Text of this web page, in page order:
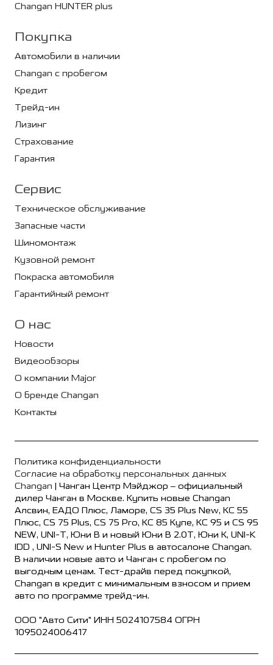
Changan HUNTER plus
Покупка
Автомобили в наличии
Changan с пробегом
Кредит
Трейд-ин
Лизинг
Страхование
Гарантия
Сервис
Техническое обслуживание
Запасные части
Шиномонтаж
Кузовной ремонт
Покраска автомобиля
Гарантийный ремонт
О нас
Новости
Видеообзоры
О компании Major
О бренде Changan
Контакты
Политика конфиденциальности
Согласие на обработку персональных данных
Changan | Чанган Центр Мэйджор – официальный
дилер Чанган в Москве. Купить новые Changan
Алсвин, ЕАДО Плюс, Ламоре, CS 35 Plus New, КС 55
Плюс, CS 75 Plus, CS 75 Pro, КС 85 Купе, КС 95 и CS 95
NEW, UNI-T, Юни В и новый Юни В 2.0Т, Юни К, UNI-K
IDD , UNI-S New и Hunter Plus в автосалоне Changan.
В наличии новые авто и Чанган с пробегом по
выгодным ценам. Тест-драйв перед покупкой,
Changan в кредит с минимальным взносом и прием
авто по программе трейд-ин.
ООО "Авто Сити" ИНН 5024107584 ОГРН
1095024006417